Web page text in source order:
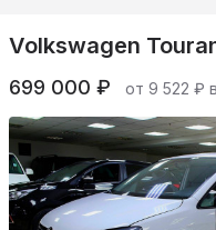
Volkswagen
699 000 ₽ от 9 522 ₽